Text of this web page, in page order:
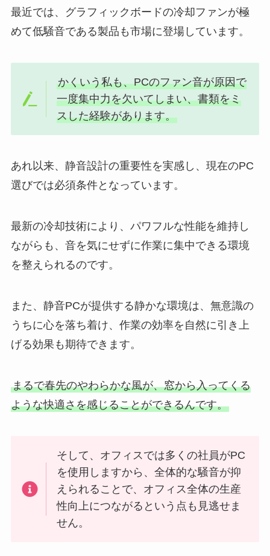
最近では、グラフィックボードの冷却ファンが極
めて低騒音である製品も市場に登場しています。
かくいう私も、PCのファン音が原因で
一度集中力を欠いてしまい、書類をミ
スした経験があります。
あれ以来、静音設計の重要性を実感し、現在のPC
選びでは必須条件となっています。
最新の冷却技術により、パワフルな性能を維持し
ながらも、音を気にせずに作業に集中できる環境
を整えられるのです。
また、静音PCが提供する静かな環境は、無意識の
うちに心を落ち着け、作業の効率を自然に引き上
げる効果も期待できます。
まるで春先のやわらかな風が、窓から入ってくる
ような快適さを感じることができるんです。
そして、オフィスでは多くの社員がPC
を使用しますから、全体的な騒音が抑
えられることで、オフィス全体の生産
性向上につながるという点も見逃せま
せん。